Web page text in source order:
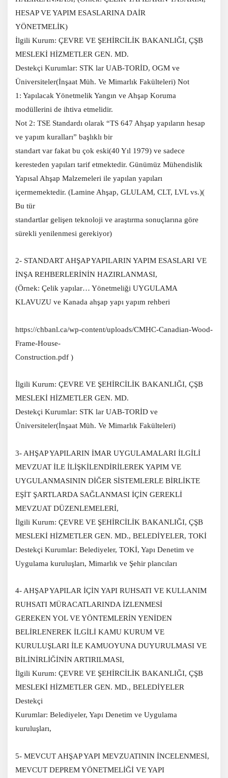
HESAP VE YAPIM ESASLARINA DAİR
YÖNETMELİK)
İlgili Kurum: ÇEVRE VE ŞEHİRCİLİK BAKANLIĞI, ÇŞB
MESLEKİ HİZMETLER GEN. MD.
Destekçi Kurumlar: STK lar UAB-TORİD, OGM ve
Üniversiteler(İnşaat Müh. Ve Mimarlık Fakülteleri) Not
1: Yapılacak Yönetmelik Yangın ve Ahşap Koruma
modüllerini de ihtiva etmelidir.
Not 2: TSE Standardı olarak “TS 647 Ahşap yapıların hesap
ve yapım kuralları” başlıklı bir
standart var fakat bu çok eski(40 Yıl 1979) ve sadece
keresteden yapıları tarif etmektedir. Günümüz Mühendislik
Yapısal Ahşap Malzemeleri ile yapılan yapıları
içermemektedir. (Lamine Ahşap, GLULAM, CLT, LVL vs.)(
Bu tür
standartlar gelişen teknoloji ve araştırma sonuçlarına göre
sürekli yenilenmesi gerekiyor)
2- STANDART AHŞAP YAPILARIN YAPIM ESASLARI VE
İNŞA REHBERLERİNİN HAZIRLANMASI,
(Örnek: Çelik yapılar… Yönetmeliği UYGULAMA
KLAVUZU ve Kanada ahşap yapı yapım rehberi
https://chbanl.ca/wp-content/uploads/CMHC-Canadian-Wood-
Frame-House-
Construction.pdf )
İlgili Kurum: ÇEVRE VE ŞEHİRCİLİK BAKANLIĞI, ÇŞB
MESLEKİ HİZMETLER GEN. MD.
Destekçi Kurumlar: STK lar UAB-TORİD ve
Üniversiteler(İnşaat Müh. Ve Mimarlık Fakülteleri)
3- AHŞAP YAPILARIN İMAR UYGULAMALARI İLGİLİ
MEVZUAT İLE İLİŞKİLENDİRİLEREK YAPIM VE
UYGULANMASININ DİĞER SİSTEMLERLE BİRLİKTE
EŞİT ŞARTLARDA SAĞLANMASI İÇİN GEREKLİ
MEVZUAT DÜZENLEMELERİ,
İlgili Kurum: ÇEVRE VE ŞEHİRCİLİK BAKANLIĞI, ÇŞB
MESLEKİ HİZMETLER GEN. MD., BELEDİYELER, TOKİ
Destekçi Kurumlar: Belediyeler, TOKİ, Yapı Denetim ve
Uygulama kuruluşları, Mimarlık ve Şehir plancıları
4- AHŞAP YAPILAR İÇİN YAPI RUHSATI VE KULLANIM
RUHSATI MÜRACATLARINDA İZLENMESİ
GEREKEN YOL VE YÖNTEMLERİN YENİDEN
BELİRLENEREK İLGİLİ KAMU KURUM VE
KURULUŞLARI İLE KAMUOYUNA DUYURULMASI VE
BİLİNİRLİĞİNİN ARTIRILMASI,
İlgili Kurum: ÇEVRE VE ŞEHİRCİLİK BAKANLIĞI, ÇŞB
MESLEKİ HİZMETLER GEN. MD., BELEDİYELER
Destekçi
Kurumlar: Belediyeler, Yapı Denetim ve Uygulama
kuruluşları,
5- MEVCUT AHŞAP YAPI MEVZUATININ İNCELENMESİ,
MEVCUT DEPREM YÖNETMELİĞİ VE YAPI